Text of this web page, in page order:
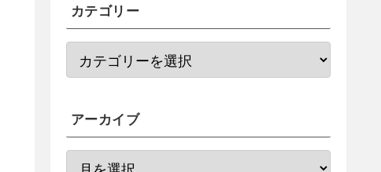
カテゴリー
アーカイブ